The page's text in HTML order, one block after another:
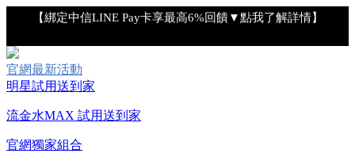
【綁定中信LINE Pay卡享最高6%回饋▼點我了解詳情】
【重要公告】IPSA 無法驗證非官方通路銷售之品牌商品的真實
性，也無法協助此類商品的售後服務
【全新流金水MAX 百元試用送到家！再享回購金】▼點我立
官網最新活動
明星試用送到家
流金水MAX 試用送到家
官網獨家組合